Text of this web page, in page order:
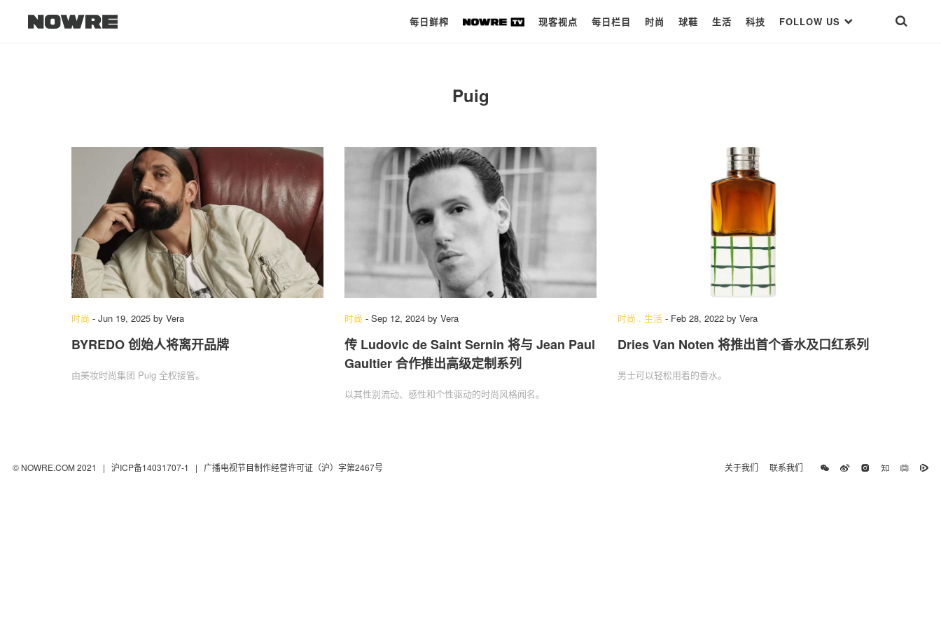
每日鲜榨 现客视点 每日栏目 时尚 球鞋 生活 科技 FOLLOW US
每日栏目
时 尚
球 鞋
生 活
科 技
关于我们 联系我们
Puig
时尚 - Jun 19, 2025 by Vera
BYREDO 创始人将离开品牌
由美妆时尚集团 Puig 全权接管。
时尚 - Sep 12, 2024 by Vera
传 Ludovic de Saint Sernin 将与 Jean Paul
Gaultier 合作推出高级定制系列
以其性别流动、感性和个性驱动的时尚风格闻名。
时尚 . 生活 - Feb 28, 2022 by Vera
Dries Van Noten 将推出首个香水及口红系列
男士可以轻松用着的香水。
© NOWRE.COM 2021 | 沪ICP备14031707-1 | 广播电视节目制作经营许可证（沪）字第2467号 关于我们 联系我们